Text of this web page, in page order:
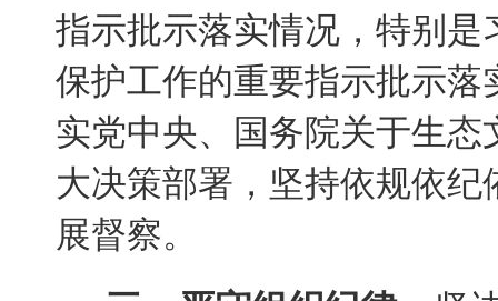
指示批示落实情况，特别
保护工作的重要指示批示
实党中央、国务院关于生
大决策部署，坚持依规依
展督察。